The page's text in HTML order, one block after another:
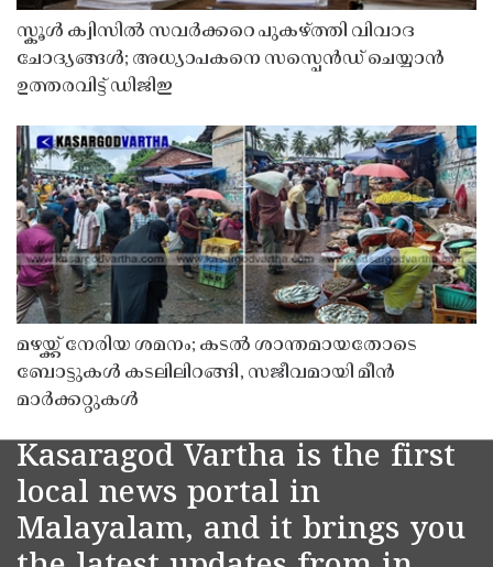
സ്കൂൾ ക്വിസിൽ സവർക്കറെ പുകഴ്ത്തി വിവാദ
ചോദ്യങ്ങൾ; അധ്യാപകനെ സസ്പെൻഡ് ചെയ്യാൻ
ഉത്തരവിട്ട് ഡിജിഇ
മഴയ്ക്ക് നേരിയ ശമനം; കടൽ ശാന്തമായതോടെ
ബോട്ടുകൾ കടലിലിറങ്ങി, സജീവമായി മീൻ
മാർക്കറ്റുകൾ
Kasaragod Vartha is the first
local news portal in
Malayalam, and it brings you